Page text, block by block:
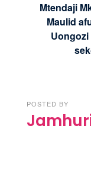
Mtendaji
Maulid
POSTED BY